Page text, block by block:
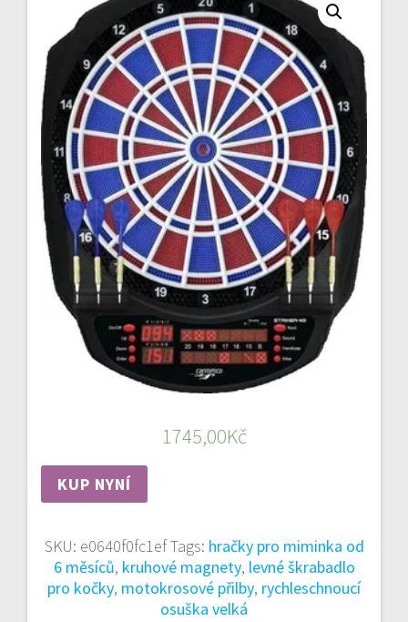
1745,00Kč
KUP NYNÍ
SKU: e0640f0fc1efTags: hračky pro miminka od
6 měsíců, kruhové magnety, levné škrabadlo
pro kočky, motokrosové přilby, rychleschnoucí
osuška velká